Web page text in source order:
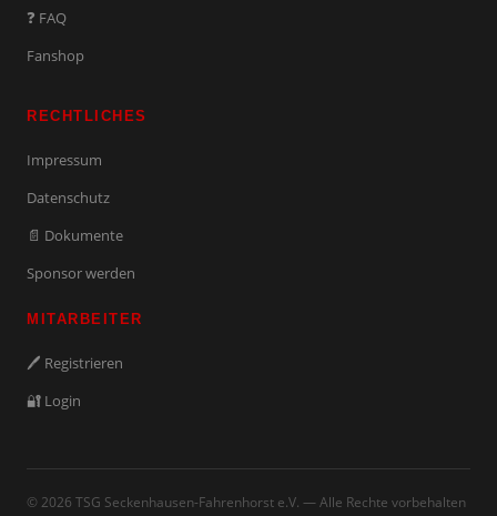
❓ FAQ
Fanshop
RECHTLICHES
Impressum
Datenschutz
📄 Dokumente
Sponsor werden
MITARBEITER
🖊️ Registrieren
🔐 Login
© 2026 TSG Seckenhausen-Fahrenhorst e.V. — Alle Rechte vorbehalten